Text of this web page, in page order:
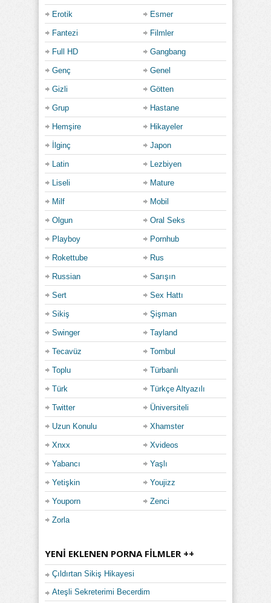
Erotik Esmer
Fantezi Filmler
Full HD Gangbang
Genç Genel
Gizli Götten
Grup Hastane
Hemşire Hikayeler
İlginç Japon
Latin Lezbiyen
Liseli Mature
Milf Mobil
Olgun Oral Seks
Playboy Pornhub
Rokettube Rus
Russian Sarışın
Sert Sex Hattı
Sikiş Şişman
Swinger Tayland
Tecavüz Tombul
Toplu Türbanlı
Türk Türkçe Altyazılı
Twitter Üniversiteli
Uzun Konulu Xhamster
Xnxx Xvideos
Yabancı Yaşlı
Yetişkin Youjizz
Youporn Zenci
Zorla
YENI EKLENEN PORNA FILMLER ++
Çıldırtan Sikiş Hikayesi
Ateşli Sekreterimi Becerdim